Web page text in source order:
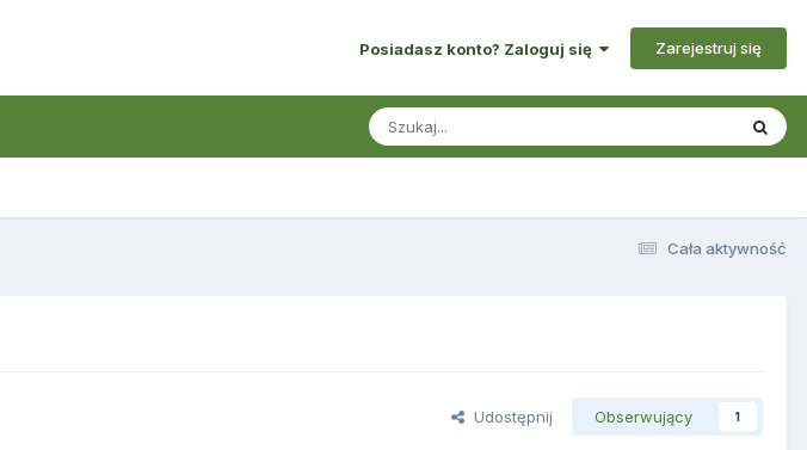
Posiadasz konto? Zaloguj się Zarejestruj się
Cała aktywność
Udostępnij Obserwujący 1